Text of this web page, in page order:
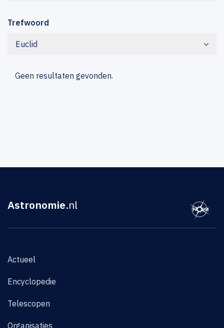
Trefwoord
Euclid
Geen resultaten gevonden.
Astronomie.nl
Actueel
Encyclopedie
Telescopen
Organisaties